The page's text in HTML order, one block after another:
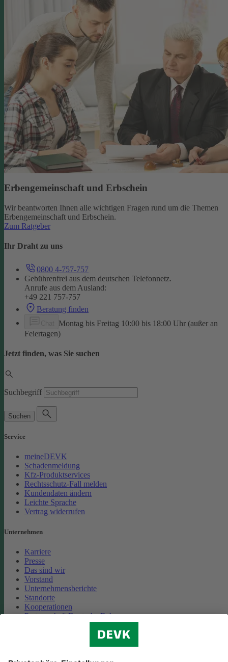
Erbengemeinschaft und Erbschein
Wir beantworten Ihnen alle wichtigen Fragen rund um die Themen
Erbengemeinschaft und Erbschein.
Zum Ratgeber
Ihr Draht zu uns
0800 4-757-757
Gebührenfrei aus dem deutschen Telefonnetz.
Anrufe aus dem Ausland:
+49 221 757-757
Beratung finden
Montag bis Freitag 10:00 bis 18:00 Uhr (außer an
Feiertagen)
Jetzt finden, was Sie suchen
Suchbegriff
Suchen
Service
meineDEVK
Schadenmeldung
Kfz-Produktservices
Rechtsschutz-Fall melden
Kundendaten ändern
Leichte Sprache
Vertrag widerrufen
Unternehmen
Karriere
Presse
Das sind wir
Vorstand
Unternehmensberichte
Standorte
Kooperationen
Partnerschaft Deutsche Bahn